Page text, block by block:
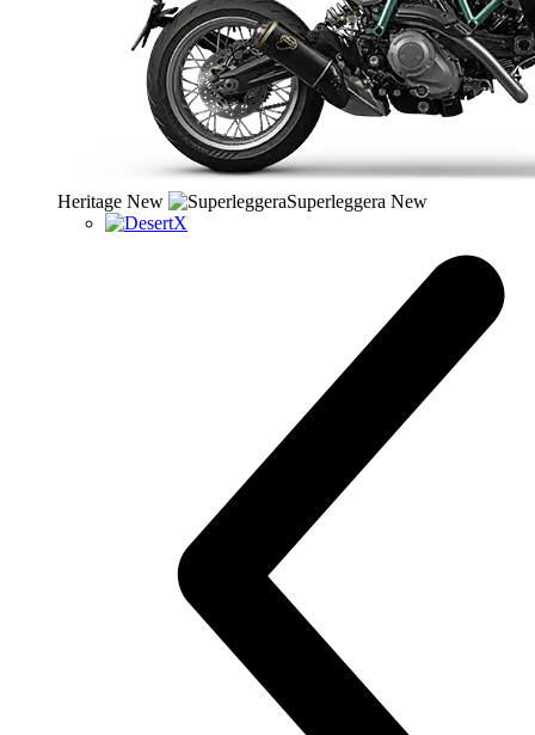
Heritage New Superleggera New